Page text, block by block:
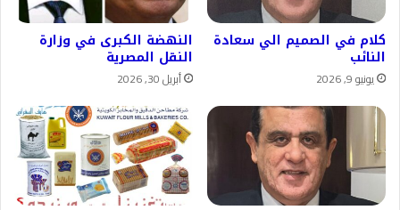
كلام في الصميم الي سعادة
النائب
يونيو 9, 2026
النهضة الكبرى في وزارة
النقل المصرية
أبريل 30, 2026